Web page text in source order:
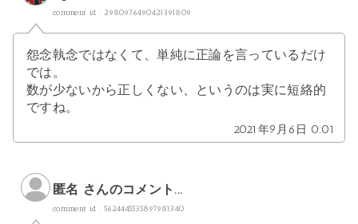
comment id : 2980976490421391809
怨念執念ではなくて、単純に正論を言っているだけ
では。
数が少ないから正しくない、というのは実に短絡的
ですね。
2021年9月6日 0:01
匿名 さんのコメント...
comment id : 5624445535897981340